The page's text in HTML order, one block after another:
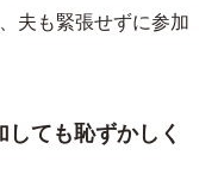
夫も緊張せずに参加
ても恥ずかしく